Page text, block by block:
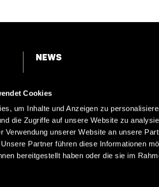
Cookies
um Inhalte und Anzeigen zu
die Zugriffe auf unsere Website zu
Verwendung unserer Website an unsere
Partner führen diese Informationen
bereitgestellt haben oder die sie im
News
Kontakt